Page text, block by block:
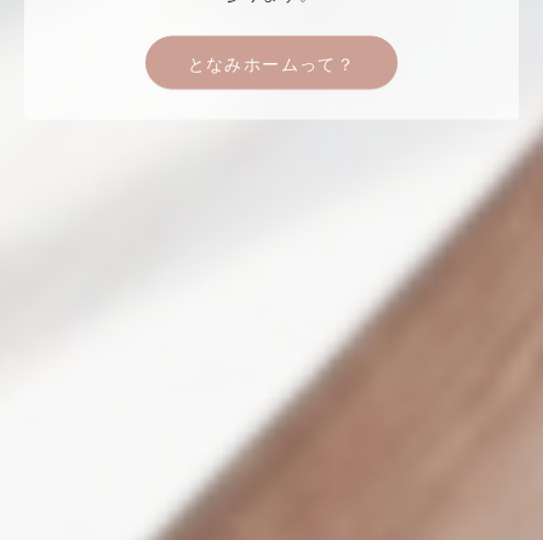
となみホームって？